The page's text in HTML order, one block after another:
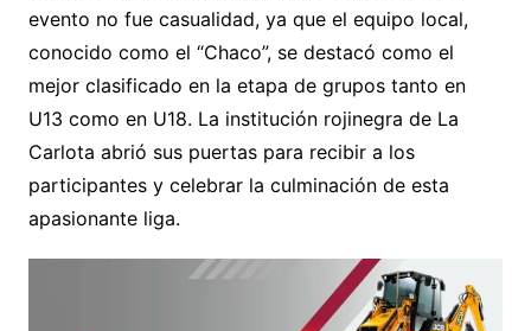
evento no fue casualidad, ya que el equipo local,
conocido como el “Chaco”, se destacó como el
mejor clasificado en la etapa de grupos tanto en
U13 como en U18. La institución rojinegra de La
Carlota abrió sus puertas para recibir a los
participantes y celebrar la culminación de esta
apasionante liga.